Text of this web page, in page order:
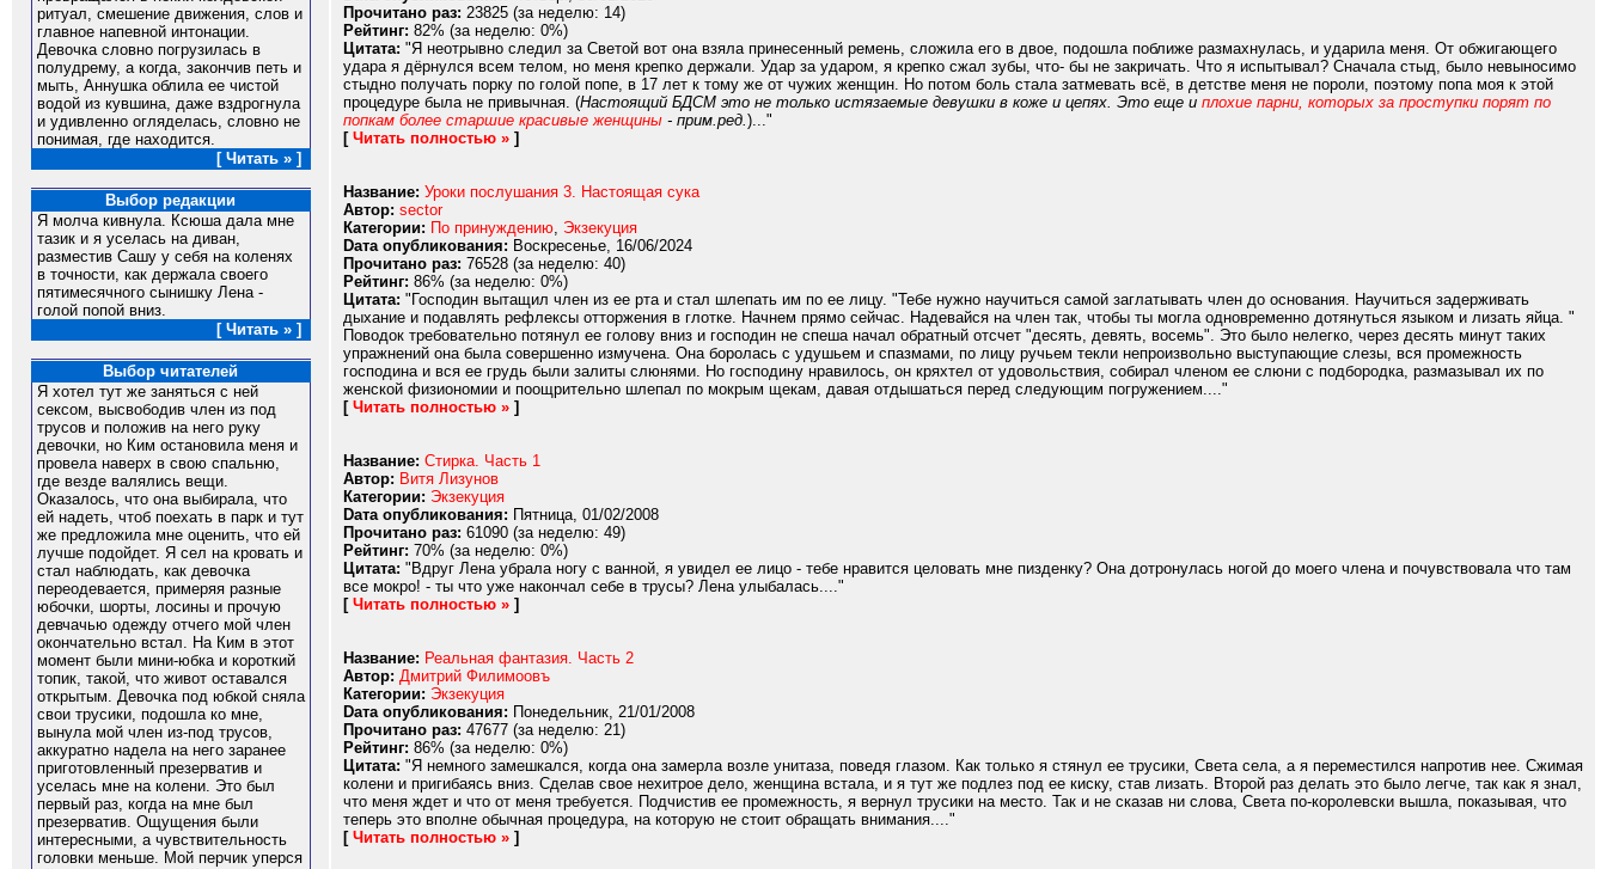
ритуал, смешение движения, слов и
главное напевной интонации.
Девочка словно погрузилась в
полудрему, а когда, закончив петь и
мыть, Аннушка облила ее чистой
водой из кувшина, даже вздрогнула
и удивленно огляделась, словно не
понимая, где находится.
[ Читать » ]
Выбор редакции
Я молча кивнула. Ксюша дала мне
тазик и я уселась на диван,
разместив Сашу у себя на коленях
в точности, как держала своего
пятимесячного сынишку Лена -
голой попой вниз.
[ Читать » ]
Выбор читателей
Я хотел тут же заняться с ней
сексом, высвободив член из под
трусов и положив на него руку
девочки, но Ким остановила меня и
провела наверх в свою спальню,
где везде валялись вещи.
Оказалось, что она выбирала, что
ей надеть, чтоб поехать в парк и тут
же предложила мне оценить, что ей
лучше подойдет. Я сел на кровать и
стал наблюдать, как девочка
переодевается, примеряя разные
юбочки, шорты, лосины и прочую
девчачью одежду отчего мой член
окончательно встал. На Ким в этот
момент были мини-юбка и короткий
топик, такой, что живот оставался
открытым. Девочка под юбкой сняла
свои трусики, подошла ко мне,
вынула мой член из-под трусов,
аккуратно надела на него заранее
приготовленный презерватив и
уселась мне на колени. Это был
первый раз, когда на мне был
презерватив. Ощущения были
интересными, а чувствительность
головки меньше. Мой перчик уперся
Прочитано раз: 23825 (за неделю: 14)
Рейтинг: 82% (за неделю: 0%)
Цитата: "Я неотрывно следил за Светой вот она взяла принесенный ремень, сложила его в двое, подошла поближе размахнулась, и ударила меня. От обжигающего
удара я дёрнулся всем телом, но меня крепко держали. Удар за ударом, я крепко сжал зубы, что- бы не закричать. Что я испытывал? Сначала стыд, было невыносимо
стыдно получать порку по голой попе, в 17 лет к тому же от чужих женщин. Но потом боль стала затмевать всё, в детстве меня не пороли, поэтому попа моя к этой
процедуре была не привычная. (Настоящий БДСМ это не только истязаемые девушки в коже и цепях. Это еще и плохие парни, которых за проступки порят по
попкам более старшие красивые женщины - прим.ред.)..."
[ Читать полностью » ]
Название: Уроки послушания 3. Настоящая сука
Автор: sector
Категории: По принуждению, Экзекуция
Dата опубликования: Воскресенье, 16/06/2024
Прочитано раз: 76528 (за неделю: 40)
Рейтинг: 86% (за неделю: 0%)
Цитата: "Господин вытащил член из ее рта и стал шлепать им по ее лицу. "Тебе нужно научиться самой заглатывать член до основания. Научиться задерживать
дыхание и подавлять рефлексы отторжения в глотке. Начнем прямо сейчас. Надевайся на член так, чтобы ты могла одновременно дотянуться языком и лизать яйца. "
Поводок требовательно потянул ее голову вниз и господин не спеша начал обратный отсчет "десять, девять, восемь". Это было нелегко, через десять минут таких
упражнений она была совершенно измучена. Она боролась с удушьем и спазмами, по лицу ручьем текли непроизвольно выступающие слезы, вся промежность
господина и вся ее грудь были залиты слюнями. Но господину нравилось, он кряхтел от удовольствия, собирал членом ее слюни с подбородка, размазывал их по
женской физиономии и поощрительно шлепал по мокрым щекам, давая отдышаться перед следующим погружением...."
[ Читать полностью » ]
Название: Стирка. Часть 1
Автор: Витя Лизунов
Категории: Экзекуция
Dата опубликования: Пятница, 01/02/2008
Прочитано раз: 61090 (за неделю: 49)
Рейтинг: 70% (за неделю: 0%)
Цитата: "Вдруг Лена убрала ногу с ванной, я увидел ее лицо - тебе нравится целовать мне пизденку? Она дотронулась ногой до моего члена и почувствовала что там
все мокро! - ты что уже накончал себе в трусы? Лена улыбалась...."
[ Читать полностью » ]
Название: Реальная фантазия. Часть 2
Автор: Дмитрий Филимоовъ
Категории: Экзекуция
Dата опубликования: Понедельник, 21/01/2008
Прочитано раз: 47677 (за неделю: 21)
Рейтинг: 86% (за неделю: 0%)
Цитата: "Я немного замешкался, когда она замерла возле унитаза, поведя глазом. Как только я стянул ее трусики, Света села, а я переместился напротив нее. Сжимая
колени и пригибаясь вниз. Сделав свое нехитрое дело, женщина встала, и я тут же подлез под ее киску, став лизать. Второй раз делать это было легче, так как я знал,
что меня ждет и что от меня требуется. Подчистив ее промежность, я вернул трусики на место. Так и не сказав ни слова, Света по-королевски вышла, показывая, что
теперь это вполне обычная процедура, на которую не стоит обращать внимания...."
[ Читать полностью » ]